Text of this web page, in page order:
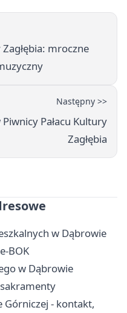
Zagłębia: mroczne
Następny >>
Pałacu Kultury
Zagłębia
w Dąbrowie
BOK
w Dąbrowie
Górniczej - kontakt,